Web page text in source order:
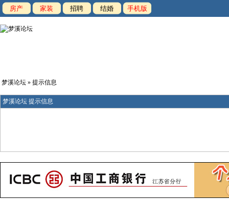
房产 家装 招聘 结婚 手机版
梦溪论坛 » 提示信息
梦溪论坛 提示信息